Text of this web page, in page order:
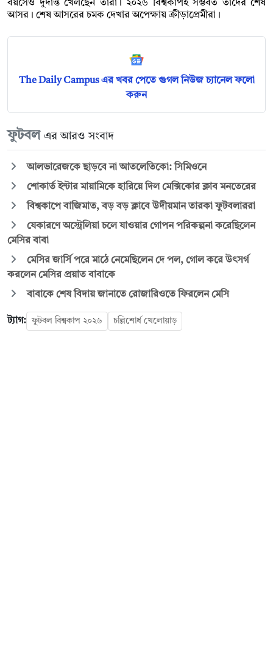
বয়সেও দুর্দান্ত খেলছেন তারা। ২০২৬ বিশ্বকাপই সম্ভবত তাঁদের শেষ
আসর। শেষ আসরের চমক দেখার অপেক্ষায় ক্রীড়াপ্রেমীরা।
The Daily Campus এর খবর পেতে গুগল নিউজ চ্যানেল ফলো
করুন
ফুটবল এর আরও সংবাদ
আলভারেজকে ছাড়বে না আতলেতিকো: সিমিওনে
শোকার্ত ইন্টার মায়ামিকে হারিয়ে দিল মেক্সিকোর ক্লাব মনতেরের
বিশ্বকাপে বাজিমাত, বড় বড় ক্লাবে উদীয়মান তারকা ফুটবলাররা
যেকারণে অস্ট্রেলিয়া চলে যাওয়ার গোপন পরিকল্পনা করেছিলেন
মেসির বাবা
মেসির জার্সি পরে মাঠে নেমেছিলেন দে পল, গোল করে উৎসর্গ
করলেন মেসির প্রয়াত বাবাকে
বাবাকে শেষ বিদায় জানাতে রোজারিওতে ফিরলেন মেসি
ট্যাগ: ফুটবল বিশ্বকাপ ২০২৬ চল্লিশোর্ধ খেলোয়াড়